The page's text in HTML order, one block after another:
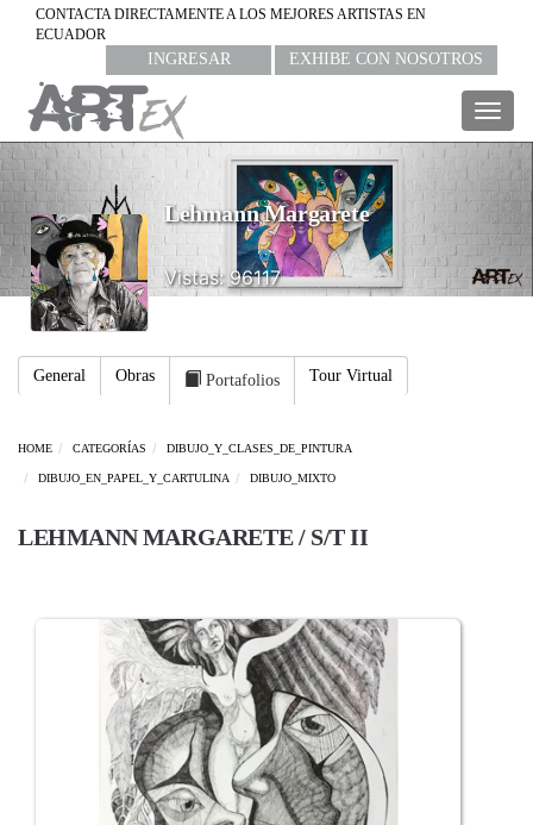
CONTACTA DIRECTAMENTE A LOS MEJORES ARTISTAS EN
ECUADOR
INGRESAR EXHIBE CON NOSOTROS
Lehmann Margarete
Vistas: 96117
General Obras Portafolios Tour Virtual
HOME CATEGORÍAS DIBUJO_Y_CLASES_DE_PINTURA
DIBUJO_EN_PAPEL_Y_CARTULINA DIBUJO_MIXTO
LEHMANN MARGARETE / S/T II